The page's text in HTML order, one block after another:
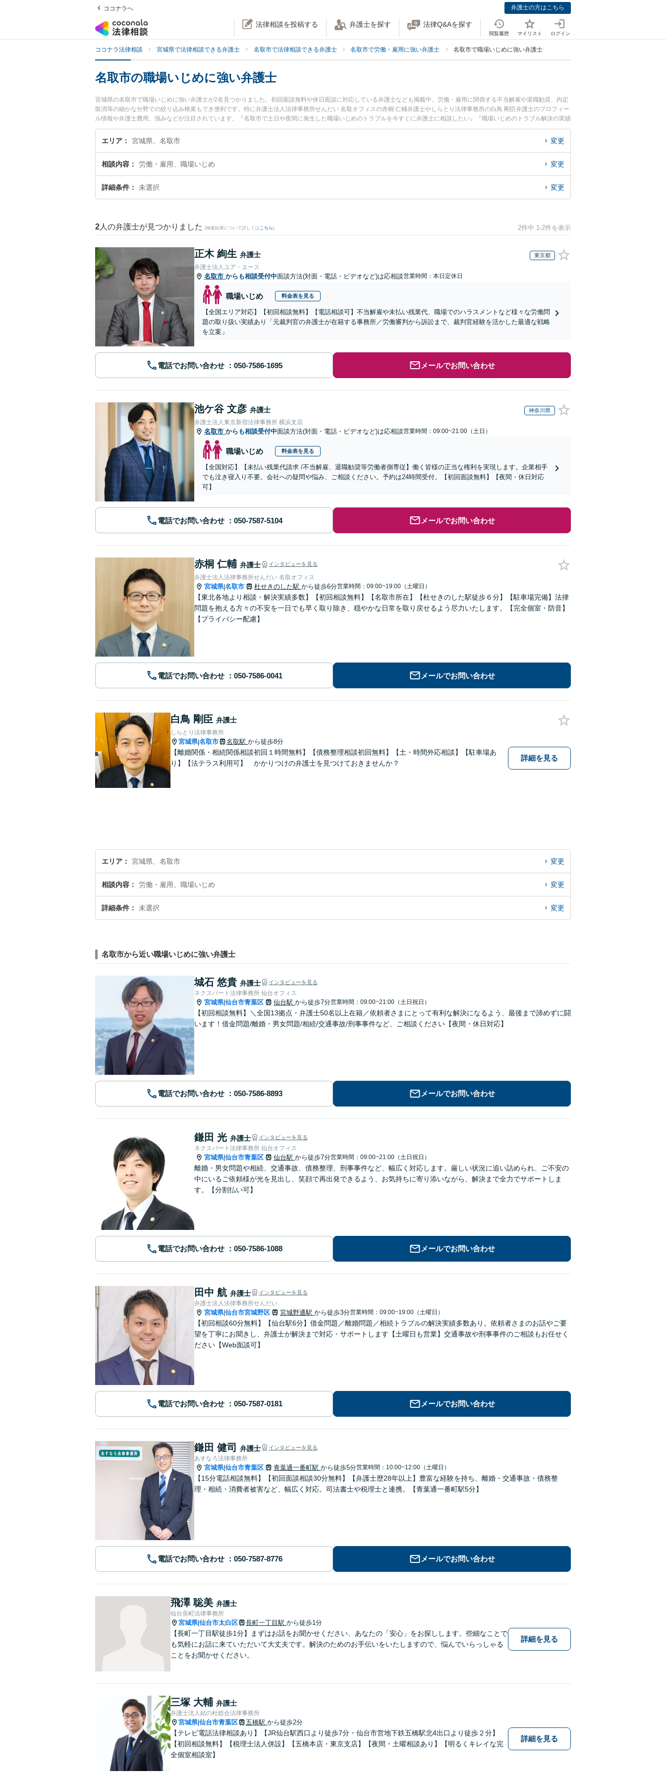
ココナラへ 弁護士の方はこちら
法律相談を投稿する 弁護士を探す 法律Q&Aを探す
閲覧履歴 マイリスト ログイン
ココナラ法律相談 宮城県で法律相談できる弁護士 名取市で法律相談できる弁護士 名取市で労働・雇用に強い弁護士 名取市で職場いじめに強い弁護士
名取市の職場いじめに強い弁護士
宮城県の名取市で職場いじめに強い弁護士が2名見つかりました。初回面談無料や休日面談に対応している弁護士なども掲載中。労働・雇用に関係する不当解雇や退職勧奨、内定
取消等の細かな分野での絞り込み検索もでき便利です。特に弁護士法人法律事務所せんだい 名取オフィスの赤桐 仁輔弁護士やしらとり法律事務所の白鳥 剛臣弁護士のプロフィー
ル情報や弁護士費用、強みなどが注目されています。『名取市で土日や夜間に発生した職場いじめのトラブルを今すぐに弁護士に相談したい』『職場いじめのトラブル解決の実績
豊富な近くの弁護士を検索したい』『初回相談無料で職場いじめを法律相談できる名取市内の弁護士に相談予約したい』などでお困りの相談者さんにおすすめです。
エリア 宮城県、名取市 変更
相談内容 労働・雇用、職場いじめ 変更
詳細条件 未選択 変更
2 人の弁護士が見つかりました (検索結果について詳しくは こちら) 2件中 1-2件を表示
正木 絢生 弁護士 東京都
弁護士法人ユア・エース
名取市 からも相談受付中面談方法(対面・電話・ビデオなど)は応相談営業時間：本日定休日
職場いじめ 料金表を見る
【全国エリア対応】【初回相談無料】【電話相談可】不当解雇や未払い残業代、職場でのハラスメントなど様々な労働問
題の取り扱い実績あり「元裁判官の弁護士が在籍する事務所／労働審判から訴訟まで、裁判官経験を活かした最適な戦略
を立案」
電話でお問い合わせ メールでお問い合わせ
池ケ谷 文彦 弁護士 神奈川県
弁護士法人東京新宿法律事務所 横浜支店
名取市 からも相談受付中面談方法(対面・電話・ビデオなど)は応相談営業時間：09:00~21:00（土日）
職場いじめ 料金表を見る
【全国対応】【未払い残業代請求 /不当解雇、退職勧奨等労働者側専従】働く皆様の正当な権利を実現します。企業相手
でも泣き寝入り不要。会社への疑問や悩み、ご相談ください。予約は24時間受付。【初回面談無料】【夜間・休日対応
可】
電話でお問い合わせ メールでお問い合わせ
赤桐 仁輔 弁護士 インタビューを見る
弁護士法人法律事務所せんだい 名取オフィス
宮城県|名取市 杜せきのした駅 から徒歩6分営業時間：09:00~19:00（土曜日）
【東北各地より相談・解決実績多数】【初回相談無料】【名取市所在】【杜せきのした駅徒歩６分】【駐車場完備】法律
問題を抱える方々の不安を一日でも早く取り除き、穏やかな日常を取り戻せるよう尽力いたします。【完全個室・防音】
【プライバシー配慮】
電話でお問い合わせ メールでお問い合わせ
白鳥 剛臣 弁護士
しらとり法律事務所
宮城県|名取市 名取駅 から徒歩8分
【離婚関係・相続関係相談初回１時間無料】【債務整理相談初回無料】【土・時間外応相談】【駐車場あ
り】【法テラス利用可】 かかりつけの弁護士を見つけておきませんか？
詳細を見る
エリア 宮城県、名取市 変更
相談内容 労働・雇用、職場いじめ 変更
詳細条件 未選択 変更
名取市から近い職場いじめに強い弁護士
城石 悠貴 弁護士 インタビューを見る
ネクスパート法律事務所 仙台オフィス
宮城県|仙台市青葉区 仙台駅 から徒歩7分営業時間：09:00~21:00（土日祝日）
【初回相談無料】＼全国13拠点・弁護士50名以上在籍／依頼者さまにとって有利な解決になるよう、最後まで諦めずに闘
います！借金問題/離婚・男女問題/相続/交通事故/刑事事件など、ご相談ください【夜間・休日対応】
電話でお問い合わせ メールでお問い合わせ
鎌田 光 弁護士 インタビューを見る
ネクスパート法律事務所 仙台オフィス
宮城県|仙台市青葉区 仙台駅 から徒歩7分営業時間：09:00~21:00（土日祝日）
離婚・男女問題や相続、交通事故、債務整理、刑事事件など、幅広く対応します。厳しい状況に追い詰められ、ご不安の
中にいるご依頼様が光を見出し、笑顔で再出発できるよう、お気持ちに寄り添いながら、解決まで全力でサポートしま
す。【分割払い可】
電話でお問い合わせ メールでお問い合わせ
田中 航 弁護士 インタビューを見る
弁護士法人法律事務所せんだい
宮城県|仙台市宮城野区 宮城野通駅 から徒歩3分営業時間：09:00~19:00（土曜日）
【初回相談60分無料】【仙台駅6分】借金問題／離婚問題／相続トラブルの解決実績多数あり。依頼者さまのお話やご要
望を丁寧にお聞きし、弁護士が解決まで対応・サポートします【土曜日も営業】交通事故や刑事事件のご相談もお任せく
ださい【Web面談可】
電話でお問い合わせ メールでお問い合わせ
鎌田 健司 弁護士 インタビューを見る
あすなろ法律事務所
宮城県|仙台市青葉区 青葉通一番町駅 から徒歩5分営業時間：10:00~12:00（土曜日）
【15分電話相談無料】【初回面談相談30分無料】【弁護士歴28年以上】豊富な経験を持ち、離婚・交通事故・債務整
理・相続・消費者被害など、幅広く対応。司法書士や税理士と連携。【青葉通一番町駅5分】
電話でお問い合わせ メールでお問い合わせ
飛澤 聡美 弁護士
仙台長町法律事務所
宮城県|仙台市太白区 長町一丁目駅 から徒歩1分
【長町一丁目駅徒歩1分】まずはお話をお聞かせください、あなたの「安心」をお探しします。些細なことで
も気軽にお話に来ていただいて大丈夫です。解決のためのお手伝いをいたしますので、悩んでいらっしゃる
ことをお聞かせください。
詳細を見る
三塚 大輔 弁護士
弁護士法人結の杜総合法律事務所
宮城県|仙台市青葉区 五橋駅 から徒歩2分
【テレビ電話法律相談あり】【JR仙台駅西口より徒歩7分・仙台市営地下鉄五橋駅北4出口より徒歩２分】
【初回相談無料】【税理士法人併設】【五橋本店・東京支店】【夜間・土曜相談あり】【明るくキレイな完
全個室相談室】
詳細を見る